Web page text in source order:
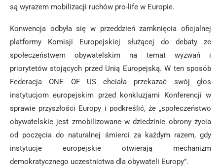
są wyrazem mobilizacji ruchów pro-life w Europie.
Konwencja odbyła się w przeddzień zamknięcia oficjalnej
platformy Komisji Europejskiej służącej do debaty ze
społeczeństwem obywatelskim na temat wyzwań i
priorytetów stojących przed Unią Europejską. W ten sposób
Federacja ONE OF US chciała przekazać swój głos
instytucjom europejskim przed konkluzjami Konferencji w
sprawie przyszłości Europy i podkreślić, że „społeczeństwo
obywatelskie jest zmobilizowane w dziedzinie obrony życia
od poczęcia do naturalnej śmierci za każdym razem, gdy
instytucje europejskie otwierają mechanizm
demokratycznego uczestnictwa dla obywateli Europy”.